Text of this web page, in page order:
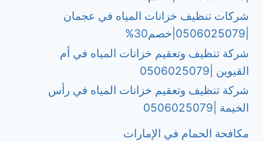
شركات تنظيف خزانات المياه في عجمان
شركة تنظيف وتعقيم خزانات المياه في أم
القيوين |0506025079
شركة تنظيف وتعقيم خزانات المياه في رأس
الخيمة |0506025079
مكافحة الحمام في الإمارات